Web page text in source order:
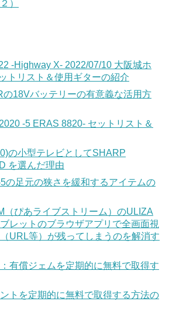
）
-Highway X- 2022/07/10 大阪城ホ
トリスト＆使用ギターの紹介
18Vバッテリーの有意義な活用方
-5 ERAS 8820- セットリスト＆
の小型テレビとしてSHARP
を選んだ理由
の足元の狭さを緩和するアイテムの
（ぴあライブストリーム）のULIZA
レットのブラウザアプリで全画面視
URL等）が残ってしまうのを解消す
有償ジェムを定期的に無料で取得す
トを定期的に無料で取得する方法の